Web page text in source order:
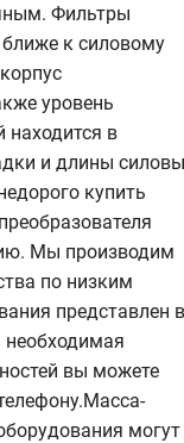
Фильтры
к силовому
уровень
находится в
и длины
купить
Мы производим
по низким
представлен в
необходимая
вы можете
могут